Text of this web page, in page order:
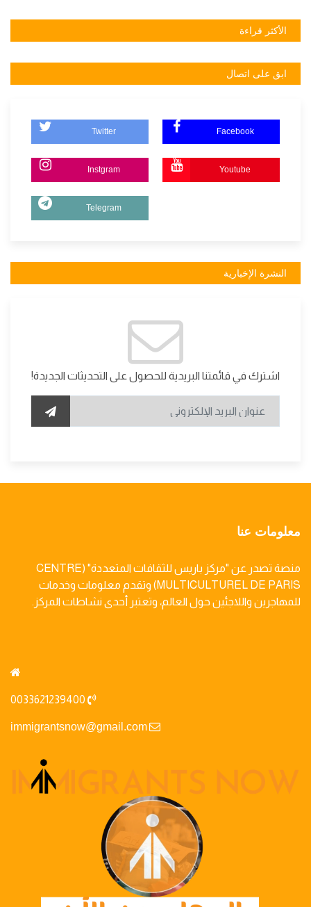
الأكثر قراءة
ابق على اتصال
Twitter Facebook
Instgram Youtube
Telegram
النشرة الإخبارية
اشترك في قائمتنا البريدية للحصول على التحديثات الجديدة!
معلومات عنا
منصة تصدر عن "مركز باريس للثقافات المتعددة" (CENTRE
MULTICULTUREL DE PARIS) وتقدم معلومات وخدمات
للمهاجرين واللاجئين حول العالم، وتعتبر أحدى نشاطات المركز.
immigrantsnow@gmail.com